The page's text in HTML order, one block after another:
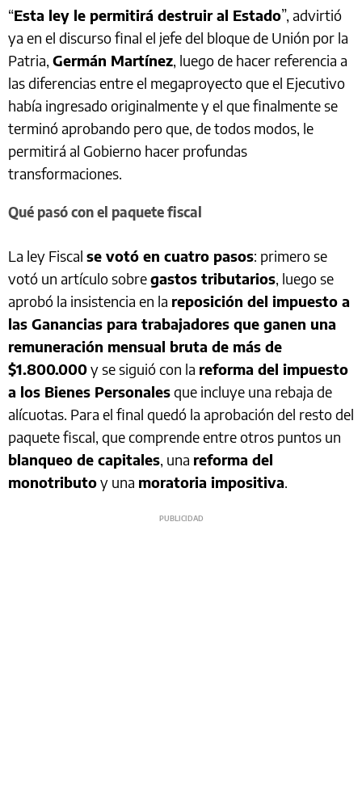
“Esta ley le permitirá destruir al Estado”, advirtió
ya en el discurso final el jefe del bloque de Unión por la
Patria, Germán Martínez, luego de hacer referencia a
las diferencias entre el megaproyecto que el Ejecutivo
había ingresado originalmente y el que finalmente se
terminó aprobando pero que, de todos modos, le
permitirá al Gobierno hacer profundas
transformaciones.
Qué pasó con el paquete fiscal
La ley Fiscal se votó en cuatro pasos: primero se
votó un artículo sobregastos tributarios, luego se
aprobó la insistencia en la reposición del impuesto a
las Ganancias para trabajadores que ganen una
remuneración mensual bruta de más de
$1.800.000y se siguió con la reforma del impuesto
a los Bienes Personalesque incluye una rebaja de
alícuotas. Para el final quedó la aprobación del resto del
paquete fiscal, que comprende entre otros puntos un
blanqueo de capitales, una reforma del
monotributoy una moratoria impositiva.